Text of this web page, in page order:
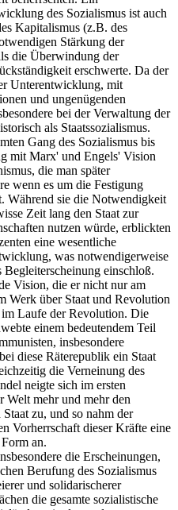
des Sozialismus ist auch
Kapitalismus (z.B. des
Stärkung der
die Überwindung der
erschwerte. Da der
Unterentwicklung, mit
und ungenügenden
bei der Verwaltung der
als Staatssozialismus.
Gang des Sozialismus bis
mit Marx' und Engels' Vision
die man später
wenn es um die Festigung
Während sie die Notwendigkeit
Zeit lang den Staat zur
nutzen würde, erblickten
eine wesentliche
was notwendigerweise
Begleiterscheinung einschloß.
Vision, die er nicht nur am
Werk über Staat und Revolution
im Laufe der Revolution. Die
einem bedeutendem Teil
insbesondere
diese Räterepublik ein Staat
die Verneinung des
neigte sich im ersten
Welt mehr und mehr den
zu, und so nahm der
Vorherrschaft dieser Kräfte eine
an.
die Erscheinungen,
Berufung des Sozialismus
und solidarischerer
die gesamte sozialistische